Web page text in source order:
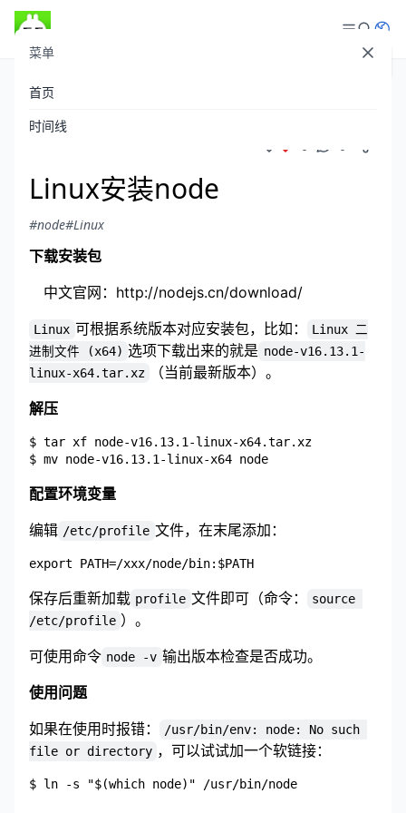
菜单
首页
时间线发布于 2022-01-05
0 0
Linux安装node
#node#Linux
下载安装包
中文官网： http://nodejs.cn/download/
Linux 可根据系统版本对应安装包，比如：
Linux 二
进制文件 (x64) 选项下载出来的就是 node-v16.13.1-
linux-x64.tar.xz
（当前最新版本）。
解压
$ tar xf node-v16.13.1-linux-x64.tar.xz
配置环境变量
编辑 /etc/profile 文件，在末尾添加：
保存后重新加载 profile 文件即可（命令：
source
/etc/profile ）。
可使用命令 node -v 输出版本检查是否成功。
使用问题
如果在使用时报错：
/usr/bin/env: node: No such
file or directory ，可以试试加一个软链接：